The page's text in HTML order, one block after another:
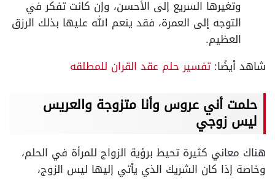
وتغيرها السريع إلى الأحسن، وإن كانت تفكر في
التوجه إلى العمرة، فقد ينعم الله عليها بذلك الرزق
العظيم.
شاهد أيضًا:تفسير حلم عقد القران للمطلقه
حلمت أني عروس وأنا متزوجة والعريس
ليس زوجي
هناك معاني كثيرة تحيط برؤية الزواج للمرأة في الحلم،
وخاصة إذا كان الشريك الذي يأتي إليها ليس الزوج،